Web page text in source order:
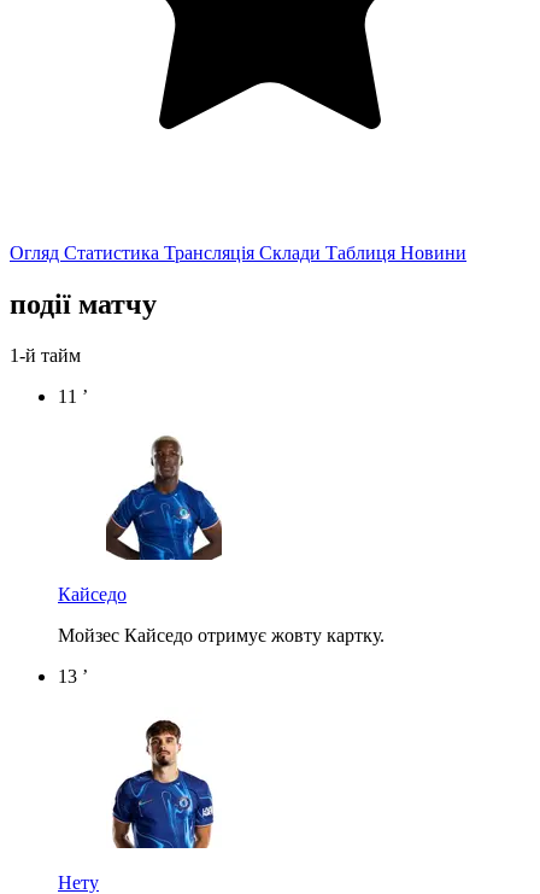
Огляд Статистика Трансляція Склади Таблиця Новини
події матчу
1-й тайм
11 ’
Кайседо
Мойзес Кайседо отримує жовту картку.
13 ’
Нету